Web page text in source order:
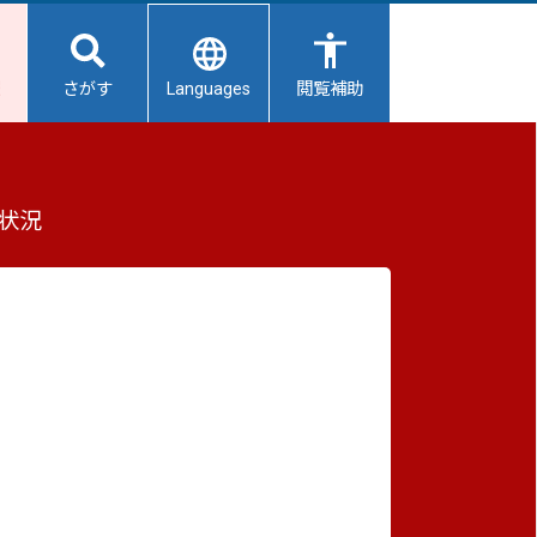
さがす Languages 閲覧補助
況